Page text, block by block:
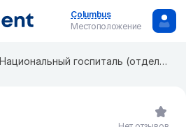
Columbus
Местоположение
Национальный госпиталь (отделение нейротравмы)